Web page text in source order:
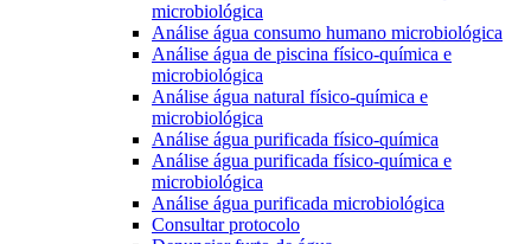
microbiológica
Análise água consumo humano microbiológica
Análise água de piscina físico-química e
microbiológica
Análise água natural físico-química e
microbiológica
Análise água purificada físico-química
Análise água purificada físico-química e
microbiológica
Análise água purificada microbiológica
Consultar protocolo